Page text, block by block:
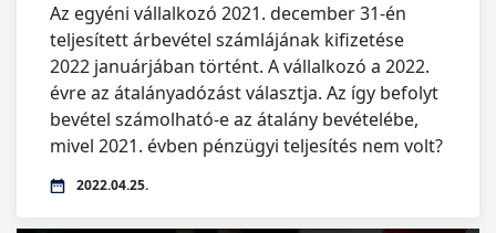
Az egyéni vállalkozó 2021. december 31-én
teljesített árbevétel számlájának kifizetése
2022 januárjában történt. A vállalkozó a 2022.
évre az átalányadózást választja. Az így befolyt
bevétel számolható-e az átalány bevételébe,
mivel 2021. évben pénzügyi teljesítés nem volt?
2022.04.25.